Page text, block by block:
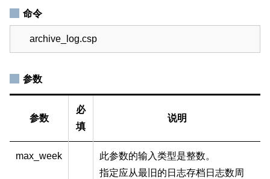
命令
archive_log.csp
参数
参数
必
填
说明
max_week
此参数的输入类型是整数。
指定应从最旧的日志存档日志数周